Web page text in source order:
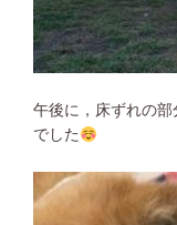
午後に，床ずれの
でした